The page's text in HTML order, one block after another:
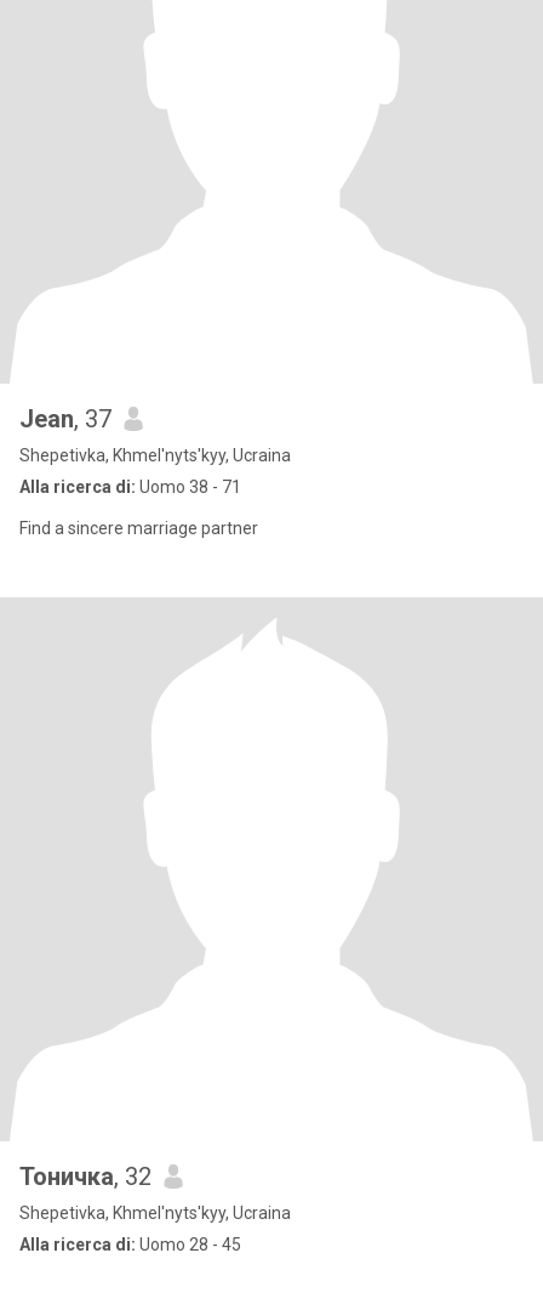
Jean, 37
Shepetivka, Khmel'nyts'kyy, Ucraina
Alla ricerca di: Uomo 38 - 71
Find a sincere marriage partner
Тоничка, 32
Shepetivka, Khmel'nyts'kyy, Ucraina
Alla ricerca di: Uomo 28 - 45